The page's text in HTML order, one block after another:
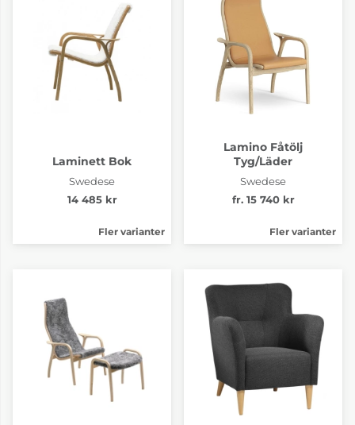
Laminett Bok
Swedese
14 485 kr
Fler varianter
Lamino Fåtölj
Tyg/Läder
Swedese
fr. 15 740 kr
Fler varianter